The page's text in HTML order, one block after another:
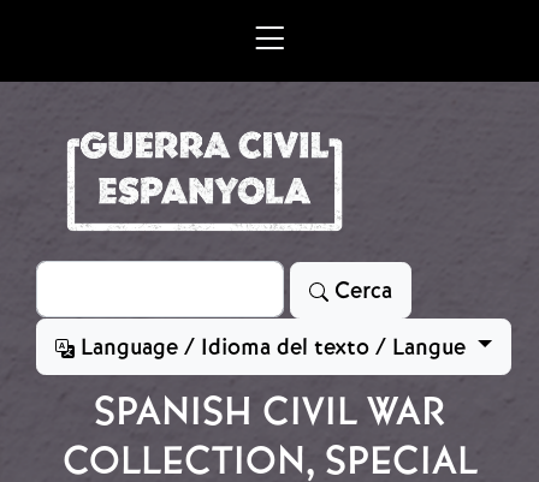
Cerca
Cerca
Language / Idioma del texto / Langue
SPANISH CIVIL WAR
COLLECTION, SPECIAL